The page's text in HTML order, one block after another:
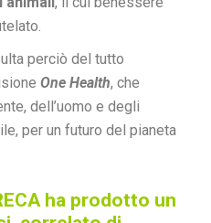
perciò del tutto
One Health, che
dell’uomo e degli
per un futuro del pianeta
ha prodotto un